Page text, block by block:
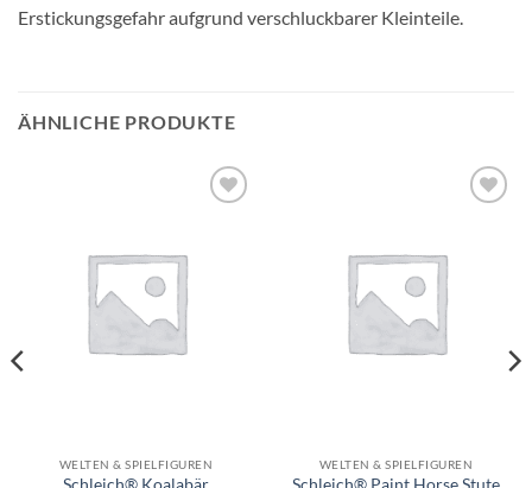
Erstickungsgefahr aufgrund verschluckbarer Kleinteile.
ÄHNLICHE PRODUKTE
WELTEN & SPIELFIGUREN WELTEN & SPIELFIGUREN